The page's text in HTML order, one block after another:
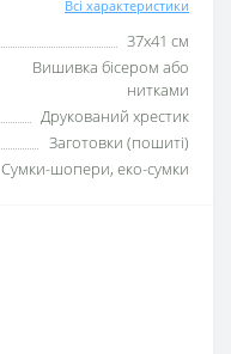
Всі характеристики
37x41 см
Вишивка бісером або
нитками
Друкований хрестик
Заготовки (пошиті)
Сумки-шопери, еко-сумки